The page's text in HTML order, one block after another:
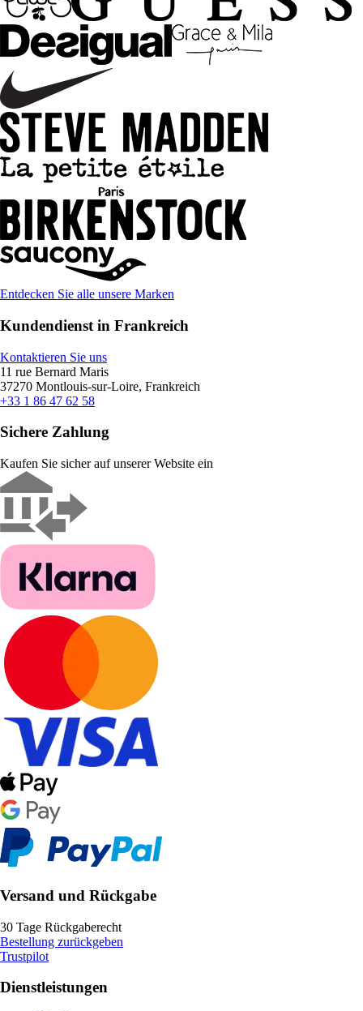
Entdecken Sie alle unsere Marken
Kundendienst in Frankreich
Kontaktieren Sie uns
11 rue Bernard Maris
37270 Montlouis-sur-Loire, Frankreich
+33 1 86 47 62 58
Sichere Zahlung
Kaufen Sie sicher auf unserer Website ein
Versand und Rückgabe
30 Tage Rückgaberecht
Bestellung zurückgeben
Trustpilot
Dienstleistungen